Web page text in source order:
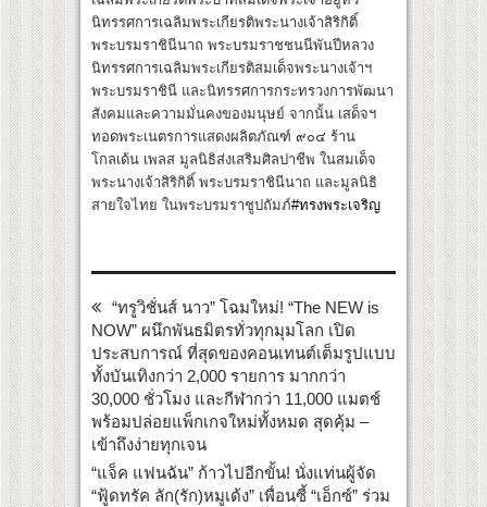
นิทรรศการเฉลิมพระเกียรติพระนางเจ้าสิริกิติ์
พระบรมราชินีนาถ พระบรมราชชนนีพันปีหลวง
นิทรรศการเฉลิมพระเกียรติสมเด็จพระนางเจ้าฯ
พระบรมราชินี และนิทรรศการกระทรวงการพัฒนา
สังคมและความมั่นคงของมนุษย์ จากนั้น เสด็จฯ
ทอดพระเนตรการแสดงผลิตภัณฑ์ ๙๐๔ ร้าน
โกลเด้น เพลส มูลนิธิส่งเสริมศิลปาชีพ ในสมเด็จ
พระนางเจ้าสิริกิติ์ พระบรมราชินีนาถ และมูลนิธิ
สายใจไทย ในพระบรมราชูปถัมภ์#ทรงพระเจริญ
“ทรูวิชั่นส์ นาว” โฉมใหม่! “The NEW is
NOW” ผนึกพันธมิตรทั่วทุกมุมโลก เปิด
ประสบการณ์ ที่สุดของคอนเทนต์เต็มรูปแบบ
ทั้งบันเทิงกว่า 2,000 รายการ มากกว่า
30,000 ชั่วโมง และกีฬากว่า 11,000 แมตช์
พร้อมปล่อยแพ็กเกจใหม่ทั้งหมด สุดคุ้ม –
เข้าถึงง่ายทุกเจน
“แจ็ค แฟนฉัน” ก้าวไปอีกขั้น! นั่งแท่นผู้จัด
“ฟู้ดทรัค ลัก(รัก)หมูเด้ง” เพื่อนซี้ “เอ็กซ์” ร่วม